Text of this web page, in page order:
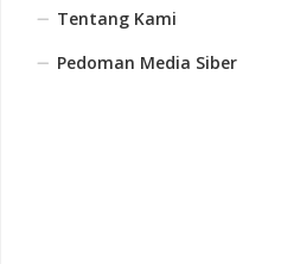
Tentang Kami
Pedoman Media Siber